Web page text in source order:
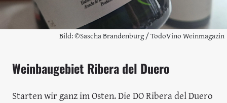
Bild: ©Sascha Brandenburg / TodoVino Weinmagazin
Weinbaugebiet Ribera del Duero
Starten wir ganz im Osten. Die DO Ribera del Duero